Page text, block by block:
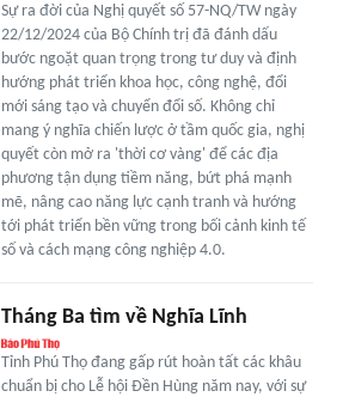
Sự ra đời của Nghị quyết số 57-NQ/TW ngày
22/12/2024 của Bộ Chính trị đã đánh dấu
bước ngoặt quan trọng trong tư duy và định
hướng phát triển khoa học, công nghệ, đổi
mới sáng tạo và chuyển đổi số. Không chỉ
mang ý nghĩa chiến lược ở tầm quốc gia, nghị
quyết còn mở ra 'thời cơ vàng' để các địa
phương tận dụng tiềm năng, bứt phá mạnh
mẽ, nâng cao năng lực cạnh tranh và hướng
tới phát triển bền vững trong bối cảnh kinh tế
số và cách mạng công nghiệp 4.0.
Tháng Ba tìm về Nghĩa Lĩnh
Tỉnh Phú Thọ đang gấp rút hoàn tất các khâu
chuẩn bị cho Lễ hội Đền Hùng năm nay, với sự